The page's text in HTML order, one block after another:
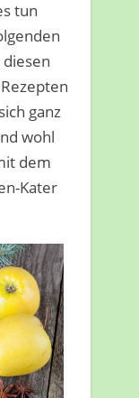
tun
ganz
wohl
dem
Kater